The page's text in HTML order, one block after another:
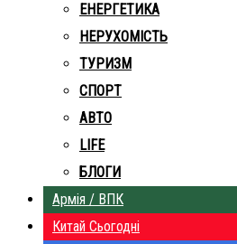
ЕНЕРГЕТИКА
НЕРУХОМІСТЬ
ТУРИЗМ
СПОРТ
АВТО
LIFE
БЛОГИ
Армія / ВПК
Китай Сьогодні